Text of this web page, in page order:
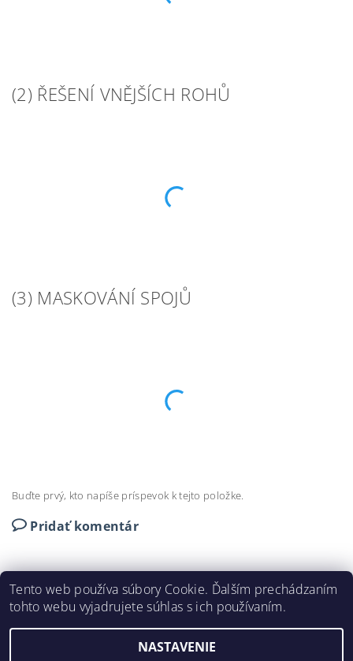
(2) ŘEŠENÍ VNĚJŠÍCH ROHŮ
(3) MASKOVÁNÍ SPOJŮ
Buďte prvý, kto napíše príspevok k tejto položke.
Pridať komentár
DEKORAČNÉ LIŠTY © 2024
Tento web používa súbory Cookie. Ďalším prechádzaním
tohto webu vyjadrujete súhlas s ich používaním.
NASTAVENIE